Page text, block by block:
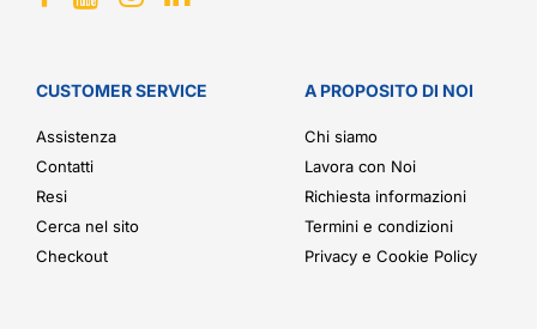
CUSTOMER SERVICE
Assistenza
Contatti
Resi
Cerca nel sito
Checkout
A PROPOSITO DI NOI
Chi siamo
Lavora con Noi
Richiesta informazioni
Termini e condizioni
Privacy e Cookie Policy